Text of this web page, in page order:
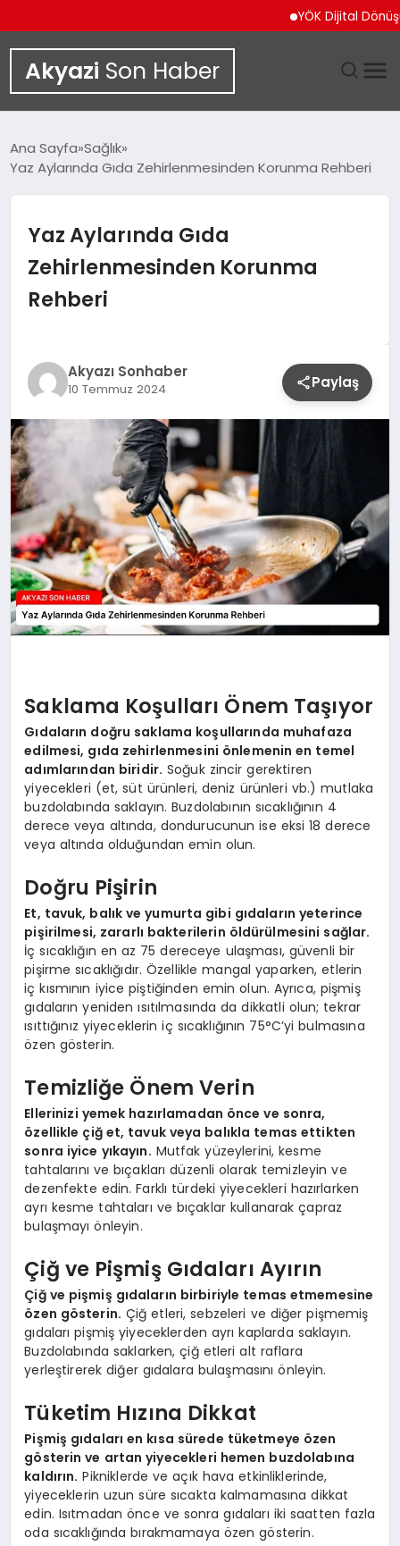
YÖK Dijital Dönüşüm
Akyazi Son Haber
SIYASET
DÜNYA
EKONOMI
TEKNOLOJI
Ana Sayfa Sağlık
Yaz Aylarında Gıda Zehirlenmesinden Korunma Rehberi
Yaz Aylarında Gıda
Zehirlenmesinden Korunma
Rehberi
Akyazı Sonhaber
10 Temmuz 2024 Paylaş
Saklama Koşulları Önem Taşıyor
Gıdaların doğru saklama koşullarında muhafaza
edilmesi, gıda zehirlenmesini önlemenin en temel
adımlarından biridir. Soğuk zincir gerektiren
yiyecekleri (et, süt ürünleri, deniz ürünleri vb.) mutlaka
buzdolabında saklayın. Buzdolabının sıcaklığının 4
derece veya altında, dondurucunun ise eksi 18 derece
veya altında olduğundan emin olun.
Doğru Pişirin
Et, tavuk, balık ve yumurta gibi gıdaların yeterince
pişirilmesi, zararlı bakterilerin öldürülmesini sağlar.
İç sıcaklığın en az 75 dereceye ulaşması, güvenli bir
pişirme sıcaklığıdır. Özellikle mangal yaparken, etlerin
iç kısmının iyice piştiğinden emin olun. Ayrıca, pişmiş
gıdaların yeniden ısıtılmasında da dikkatli olun; tekrar
ısıttığınız yiyeceklerin iç sıcaklığının 75°C’yi bulmasına
özen gösterin.
Temizliğe Önem Verin
Ellerinizi yemek hazırlamadan önce ve sonra,
özellikle çiğ et, tavuk veya balıkla temas ettikten
sonra iyice yıkayın. Mutfak yüzeylerini, kesme
tahtalarını ve bıçakları düzenli olarak temizleyin ve
dezenfekte edin. Farklı türdeki yiyecekleri hazırlarken
ayrı kesme tahtaları ve bıçaklar kullanarak çapraz
bulaşmayı önleyin.
Çiğ ve Pişmiş Gıdaları Ayırın
Çiğ ve pişmiş gıdaların birbiriyle temas etmemesine
özen gösterin. Çiğ etleri, sebzeleri ve diğer pişmemiş
gıdaları pişmiş yiyeceklerden ayrı kaplarda saklayın.
Buzdolabında saklarken, çiğ etleri alt raflara
yerleştirerek diğer gıdalara bulaşmasını önleyin.
Tüketim Hızına Dikkat
Pişmiş gıdaları en kısa sürede tüketmeye özen
gösterin ve artan yiyecekleri hemen buzdolabına
kaldırın. Pikniklerde ve açık hava etkinliklerinde,
yiyeceklerin uzun süre sıcakta kalmamasına dikkat
edin. Isıtmadan önce ve sonra gıdaları iki saatten fazla
oda sıcaklığında bırakmamaya özen gösterin.